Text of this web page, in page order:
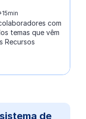
com
temas que vêm
Recursos
de